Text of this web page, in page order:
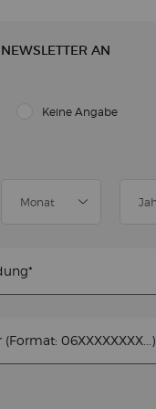
AN
Keine Angabe
*
06XXXXXXXX...)